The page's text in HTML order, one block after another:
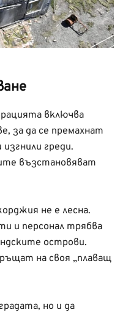
включва
за да се премахнат
греди.
възстановяват
не е лесна.
и персонал трябва
острови.
на своя „плаващ
но и да